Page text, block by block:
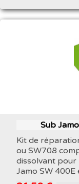
Sub
Kit de
ou SW708
dissolvant
Jamo SW